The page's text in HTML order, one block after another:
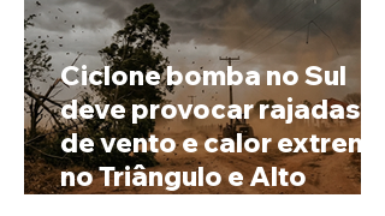
Ciclone bomba no Sul
deve provocar rajadas
de vento e calor extremo
no Triângulo e Alto